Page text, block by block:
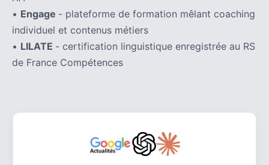
• Engage - plateforme de formation mêlant coaching
individuel et contenus métiers
• LILATE - certification linguistique enregistrée au RS
de France Compétences